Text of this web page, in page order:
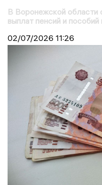
В Воронежской области
выплат пенсий и
02/07/2026 11:26